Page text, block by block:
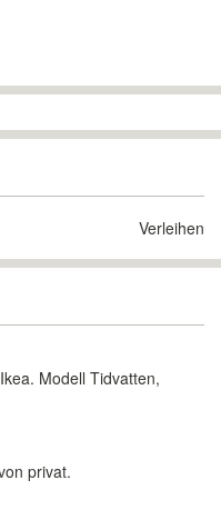
Verleihen
Modell Tidvatten,
privat.